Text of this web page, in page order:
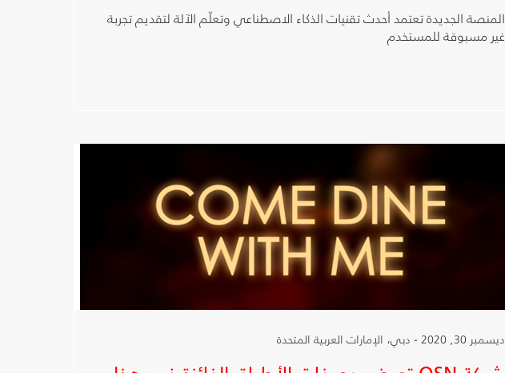
المنصة الجديدة تعتمد أحدث تقنيات الذكاء الاصطناعي وتعلّم الآلة لتقديم تجربة
غير مسبوقة للمستخدم
ديسمبر 30, 2020 - دبي، الإمارات العربية المتحدة